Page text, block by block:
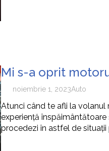
Mi s-a oprit
noiembrie 1, 2023Auto
Atunci când te afli la
experiență
procedezi în astfel de